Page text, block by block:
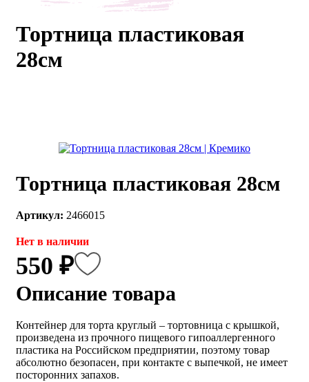
106
256-54-
Тортница пластиковая
28см
Тортница пластиковая 28см
Артикул: 2466015
Нет в наличии
550 ₽
Описание товара
Контейнер для торта круглый – тортовница с крышкой,
произведена из прочного пищевого гипоаллергенного
пластика на Российском предприятии, поэтому товар
абсолютно безопасен, при контакте с выпечкой, не имеет
посторонних запахов.